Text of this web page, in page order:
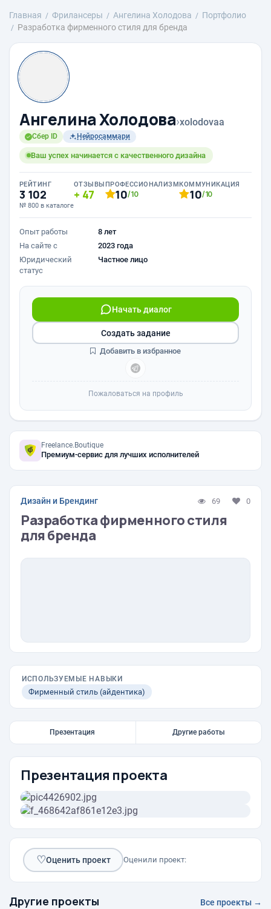
Главная Фрилансеры Ангелина Холодова
Портфолио
Разработка фирменного стиля для бренда
Ангелина Холодова›xolodovaa
Сбер ID Нейросаммари
Ваш успех начинается с качественного дизайна
РЕЙТИНГ
3 102
№ 800 в каталоге
ОТЗЫВЫ
47
ПРОФЕССИОНАЛИЗМ
10/10
КОММУНИКАЦИЯ
10/10
Опыт работы
8 лет
На сайте с
2023 года
Юридический
статус
Частное лицо
Начать диалог
Создать задание
Добавить в избранное
Пожаловаться на профиль
Freelance.Boutique
Премиум-сервис для лучших исполнителей
Дизайн и Брендинг 69 0
Разработка фирменного стиля
для бренда
ИСПОЛЬЗУЕМЫЕ НАВЫКИ
Фирменный стиль (айдентика)
Презентация Другие работы
Презентация проекта
♡Оценить проект Оценили проект:
Другие проекты Все проекты →